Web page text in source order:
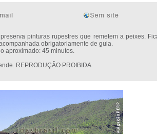
pinturas rupestres que remetem a peixes.
obrigatoriamente de guia.
aproximado: 45 minutos.
REPRODUÇÃO PROIBIDA.